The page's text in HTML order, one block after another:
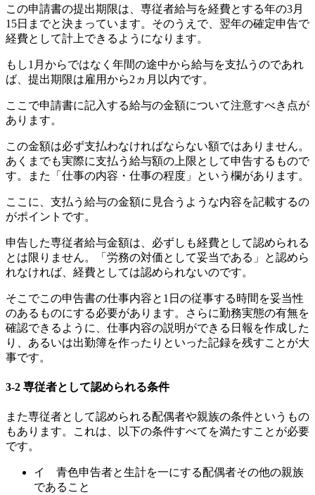
この申請書の提出期限は、専従者給与を経費とする年の3月
15日までと決まっています。そのうえで、翌年の確定申告で
経費として計上できるようになります。
もし1 月からではなく年間の途中から給与を支払うのであれ
ば、提出期限は雇用から2 ヵ月以内です。
ここで申請書に記入する給与の金額について注意すべき点が
あります。
この金額は必ず支払わなければならない額ではありません。
あくまでも実際に支払う給与額の上限として申告するもので
す。また「仕事の内容・仕事の程度」という欄があります。
ここに、支払う給与の金額に見合うような内容を記載するの
がポイントです。
申告した専従者給与金額は、必ずしも経費として認められる
とは限りません。「労務の対価として妥当である」と認めら
れなければ、経費としては認められないのです。
そこでこの申告書の仕事内容と 1 日の従事する時間を妥当性
のあるものにする必要があります。さらに勤務実態の有無を
確認できるように、仕事内容の説明ができる日報を作成した
り、あるいは出勤簿を作ったりといった記録を残すことが大
事です。
3-2 専従者として認められる条件
また専従者として認められる配偶者や親族の条件というもの
もあります。これは、以下の条件すべてを満たすことが必要
です。
イ
青色申告者と生計を一にする配偶者その他の親族
であること